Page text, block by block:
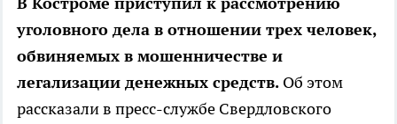
уголовного дела в отношении трех человек,
обвиняемых в мошенничестве и
легализации денежных средств. Об этом
рассказали в пресс-службе Свердловского